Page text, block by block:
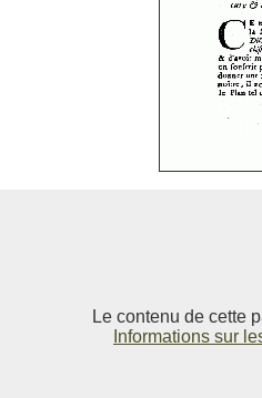
Le contenu de cette
Informations sur